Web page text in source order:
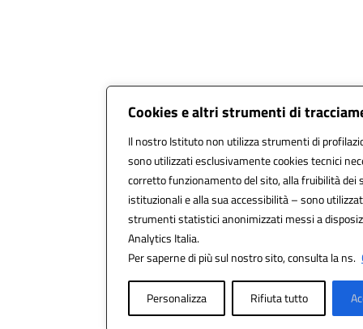
Cookies e altri strumenti di
Il nostro Istituto non utilizza strumenti di
sono utilizzati esclusivamente cookies tecnici
corretto funzionamento del sito, alla fruibilità dei
istituzionali e alla sua accessibilità – sono
strumenti statistici anonimizzati messi a
Analytics Italia.
Per saperne di più sul nostro sito, consulta la ns.
Personalizza Rifiuta tutto